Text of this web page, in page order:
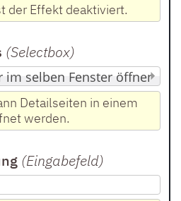
der Effekt deaktiviert.
(Selectbox)
Detailseiten in einem
werden.
(Eingabefeld)